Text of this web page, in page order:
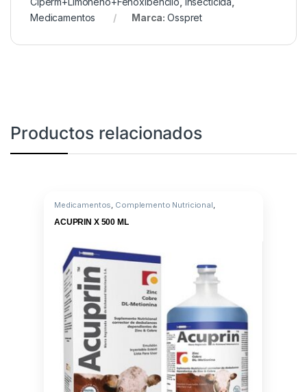
Medicamentos
Marca:Osspret
Productos relacionados
Medicamentos Complemento Nutricional
Cu+Zn+Metionina
ACUPRIN X 500 ML